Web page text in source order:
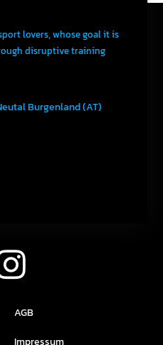
lovers, whose goal it is
disruptive training
Burgenland (AT)
AGB
Impressum